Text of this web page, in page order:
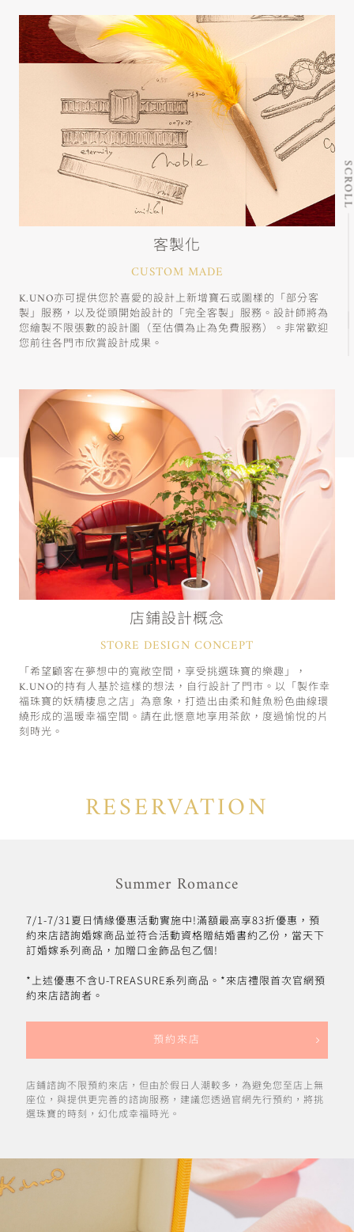
客製化
CUSTOM MADE
K.UNO亦可提供您於喜愛的設計上新增寶石或圖樣的「部分客
製」服務，以及從頭開始設計的「完全客製」服務。設計師將為
您繪製不限張數的設計圖（至估價為止為免費服務）。非常歡迎
您前往各門市欣賞設計成果。
店鋪設計概念
STORE DESIGN CONCEPT
「希望顧客在夢想中的寬敞空間，享受挑選珠寶的樂趣」，
K.UNO的持有人基於這樣的想法，自行設計了門市。以「製作幸
福珠寶的妖精棲息之店」為意象，打造出由柔和鮭魚粉色曲線環
繞形成的溫暖幸福空間。請在此愜意地享用茶飲，度過愉悅的片
刻時光。
RESERVATION
Summer Romance
7/1-7/31夏日情緣優惠活動實施中!滿額最高享83折優惠，預
約來店諮詢婚嫁商品並符合活動資格贈結婚書約乙份，當天下
訂婚嫁系列商品，加贈口金飾品包乙個!
*上述優惠不含U-TREASURE系列商品。*來店禮限首次官網預
約來店諮詢者。
預約來店
店鋪諮詢不限預約來店，但由於假日人潮較多，為避免您至店上無
座位，與提供更完善的諮詢服務，建議您透過官網先行預約，將挑
選珠寶的時刻，幻化成幸福時光。